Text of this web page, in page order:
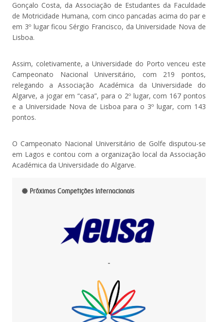
Gonçalo Costa, da Associação de Estudantes da Faculdade
de Motricidade Humana, com cinco pancadas acima do par e
em 3º lugar ficou Sérgio Francisco, da Universidade Nova de
Lisboa.
Assim, coletivamente, a Universidade do Porto venceu este
Campeonato Nacional Universitário, com 219 pontos,
relegando a Associação Académica da Universidade do
Algarve, a jogar em “casa”, para o 2º lugar, com 167 pontos
e a Universidade Nova de Lisboa para o 3º lugar, com 143
pontos.
O Campeonato Nacional Universitário de Golfe disputou-se
em Lagos e contou com a organização local da Associação
Académica da Universidade do Algarve.
Próximas Competições Internacionais
-